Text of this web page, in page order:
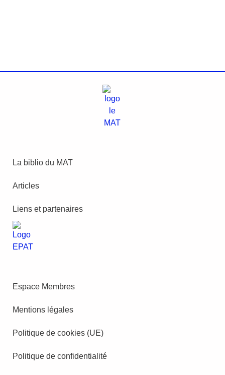
La biblio du MAT
Articles
Liens et partenaires
Espace Membres
Mentions légales
Politique de cookies (UE)
Politique de confidentialité